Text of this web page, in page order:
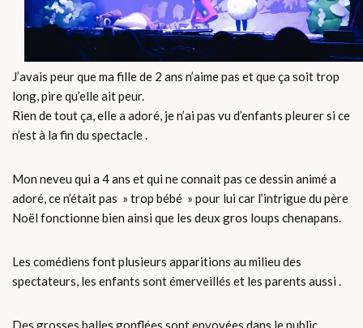
J’avais peur que ma fille de 2 ans n’aime pas et que ça soit trop
long, pire qu’elle ait peur.
Rien de tout ça, elle a adoré, je n’ai pas vu d’enfants pleurer si ce
n’est à la fin du spectacle .
Mon neveu qui a 4 ans et qui ne connait pas ce dessin animé a
adoré, ce n’était pas » trop bébé » pour lui car l’intrigue du père
Noël fonctionne bien ainsi que les deux gros loups chenapans.
Les comédiens font plusieurs apparitions au milieu des
spectateurs, les enfants sont émerveillés et les parents aussi .
Des grosses balles gonflées sont envoyées dans le public